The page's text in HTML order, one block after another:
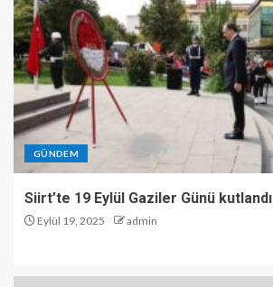
GÜNDEM
Siirt’te 19 Eylül Gaziler Günü kutlandı
Eylül 19, 2025 admin